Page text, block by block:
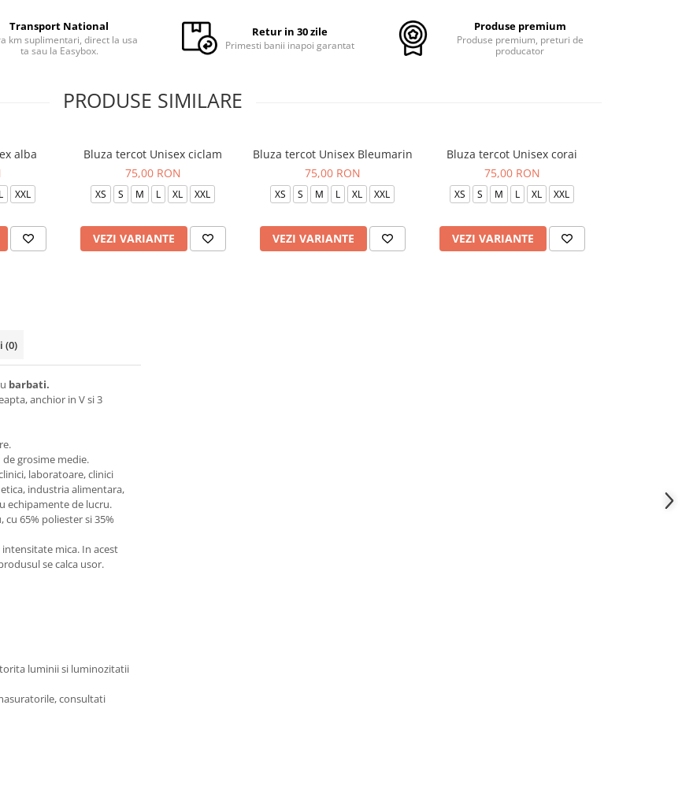
Transport National
km suplimentari, direct la usa
ta sau la Easybox.
Retur in 30 zile
Primesti banii inapoi garantat
Produse premium
Produse premium, preturi de
producator
PRODUSE SIMILARE
alba
XXL
Bluza tercot Unisex ciclam
75,00 RON
XS S M L XL XXL
VEZI VARIANTE
Bluza tercot Unisex Bleumarin
75,00 RON
XS S M L XL XXL
VEZI VARIANTE
Bluza tercot Unisex corai
75,00 RON
XS S M L XL XXL
VEZI VARIANTE
(0)
barbati.
anchior in V si 3
grosime medie.
laboratoare, clinici
industria alimentara,
echipamente de lucru.
65% poliester si 35%
mica. In acest
se calca usor.
luminii si luminozitatii
consultati